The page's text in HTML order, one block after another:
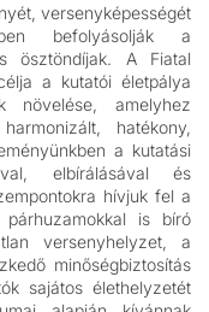
versenyképességét
befolyásolják a
ösztöndíjak. A Fiatal
a kutatói életpálya
növelése, amelyhez
hatékony,
a kutatási
elbírálásával és
hívjuk fel a
is bíró
versenyhelyzet, a
minőségbiztosítás
sajátos élethelyzetét